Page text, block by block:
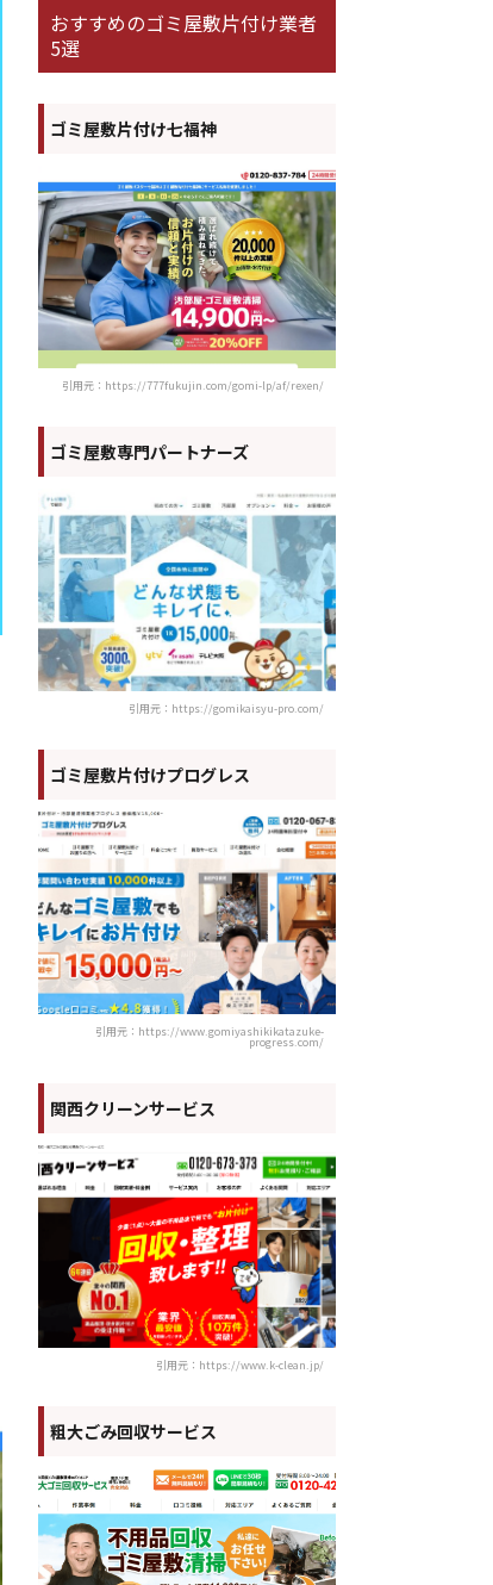
おすすめのゴミ屋敷片付け業者
5選
ゴミ屋敷片付け七福神
引用元：https://777fukujin.com/gomi-lp/af/rexen/
ゴミ屋敷専門パートナーズ
引用元：https://gomikaisyu-pro.com/
ゴミ屋敷片付けプログレス
引用元：https://www.gomiyashikikatazuke-
progress.com/
関西クリーンサービス
引用元：https://www.k-clean.jp/
粗大ごみ回収サービス